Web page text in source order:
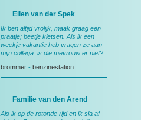
Ellen van der Spek
Ik ben altijd vrolijk, maak graag een
praatje; beetje kletsen. Als ik een
weekje vakantie heb vragen ze aan
mijn collega: is die mevrouw er niet?
brommer - benzinestation
Familie van den Arend
Als ik op de rotonde rijd en ik sla af